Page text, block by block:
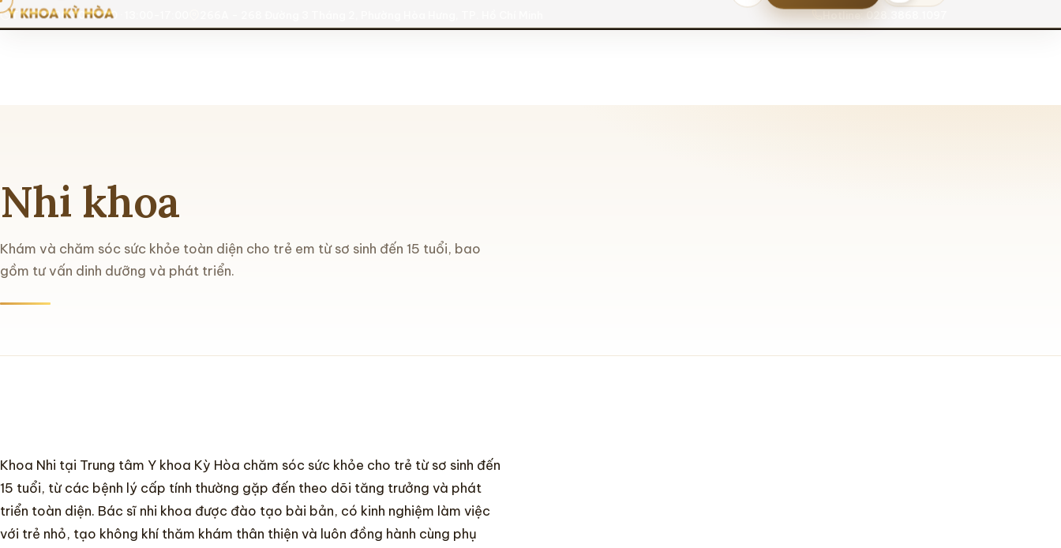
T2-T7: 06:30-11:30 · 13:00-17:00 Hotline: 028.3868.1097
Nhi khoa
Khám và chăm sóc sức khỏe toàn diện cho trẻ em từ sơ sinh đến 15 tuổi, bao
gồm tư vấn dinh dưỡng và phát triển.
Khoa Nhi tại Trung tâm Y khoa Kỳ Hòa chăm sóc sức khỏe cho trẻ từ sơ sinh đến
15 tuổi, từ các bệnh lý cấp tính thường gặp đến theo dõi tăng trưởng và phát
triển toàn diện. Bác sĩ nhi khoa được đào tạo bài bản, có kinh nghiệm làm việc
với trẻ nhỏ, tạo không khí thăm khám thân thiện và luôn đồng hành cùng phụ